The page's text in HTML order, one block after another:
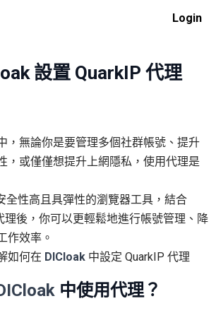
Login
設置 QuarkIP 代理
，無論你是要管理多個社群帳號、提升
，或僅僅想提升上網隱私，使用代理是
全性高且具彈性的瀏覽器工具，結合
理後，你可以更輕鬆地進行帳號管理、降
作效率。
如何在 DICloak中設定 QuarkIP 代理
中使用代理？